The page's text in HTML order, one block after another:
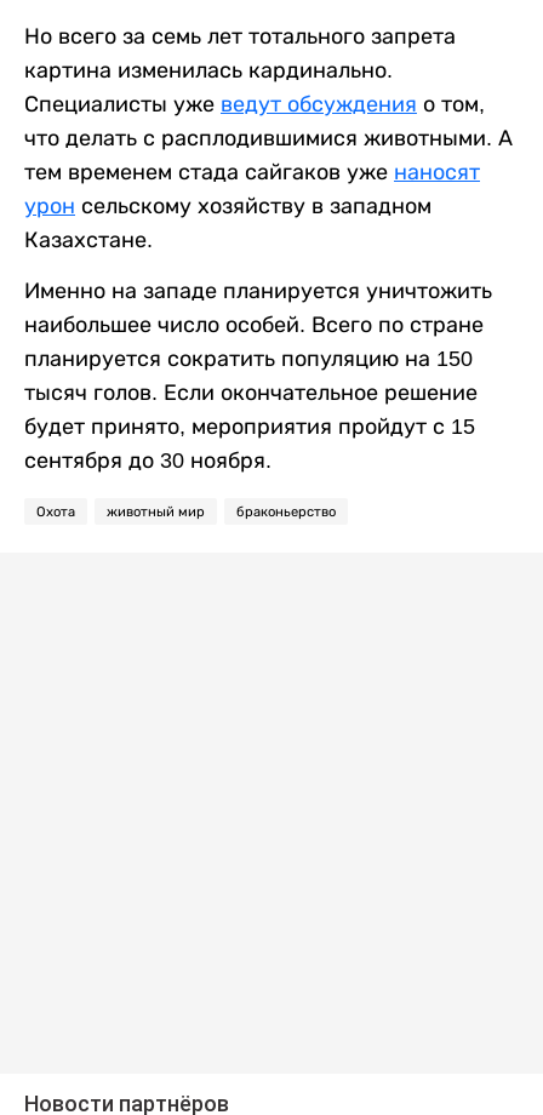
Но всего за семь лет тотального запрета
картина изменилась кардинально.
Специалисты уже ведут обсуждения о том,
что делать с расплодившимися животными. А
тем временем стада сайгаков уже наносят
урон сельскому хозяйству в западном
Казахстане.
Именно на западе планируется уничтожить
наибольшее число особей. Всего по стране
планируется сократить популяцию на 150
тысяч голов. Если окончательное решение
будет принято, мероприятия пройдут с 15
сентября до 30 ноября.
Охота животный мир браконьерство